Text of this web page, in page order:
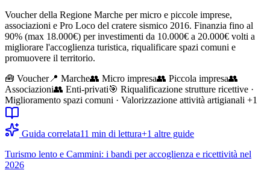
Voucher della Regione Marche per micro e piccole imprese,
associazioni e Pro Loco del cratere sismico 2016. Finanzia fino al
90% (max 18.000€) per investimenti da 10.000€ a 20.000€ volti a
migliorare l'accoglienza turistica, riqualificare spazi comuni e
promuovere il territorio.
🧰 Voucher📍 Marche👥 Micro impresa👥 Piccola impresa👥
Associazioni👥 Enti-privati🎯 Riqualificazione strutture ricettive ·
Miglioramento spazi comuni · Valorizzazione attività artigianali +1
Guida correlata11 min di lettura+1 altre guide
Turismo lento e Cammini: i bandi per accoglienza e ricettività nel
2026